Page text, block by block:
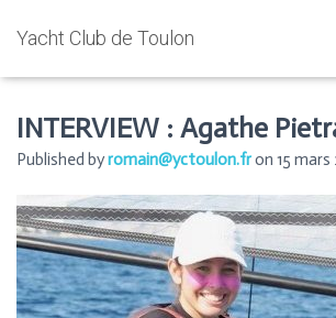
Yacht Club de Toulon
INTERVIEW : Agathe
Published byromain@yctoulon.fron 15 mars